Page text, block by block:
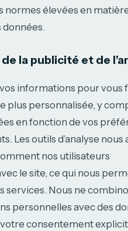
normes élevées en
la publicité et de
informations pour vous
plus personnalisée, y
en fonction de vos
Les outils d’analyse nous
nos utilisateurs
le site, ce qui nous
services. Nous ne
personnelles avec des
votre consentement